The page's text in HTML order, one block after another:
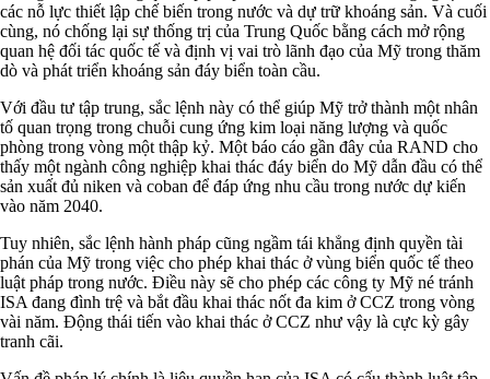
các nỗ lực thiết lập chế biến trong nước và dự trữ khoáng sản. Và cuối
cùng, nó chống lại sự thống trị của Trung Quốc bằng cách mở rộng
quan hệ đối tác quốc tế và định vị vai trò lãnh đạo của Mỹ trong thăm
dò và phát triển khoáng sản đáy biển toàn cầu.
Với đầu tư tập trung, sắc lệnh này có thể giúp Mỹ trở thành một nhân
tố quan trọng trong chuỗi cung ứng kim loại năng lượng và quốc
phòng trong vòng một thập kỷ. Một báo cáo gần đây của RAND cho
thấy một ngành công nghiệp khai thác đáy biển do Mỹ dẫn đầu có thể
sản xuất đủ niken và coban để đáp ứng nhu cầu trong nước dự kiến
vào năm 2040.
Tuy nhiên, sắc lệnh hành pháp cũng ngầm tái khẳng định quyền tài
phán của Mỹ trong việc cho phép khai thác ở vùng biển quốc tế theo
luật pháp trong nước. Điều này sẽ cho phép các công ty Mỹ né tránh
ISA đang đình trệ và bắt đầu khai thác nốt đa kim ở CCZ trong vòng
vài năm. Động thái tiến vào khai thác ở CCZ như vậy là cực kỳ gây
tranh cãi.